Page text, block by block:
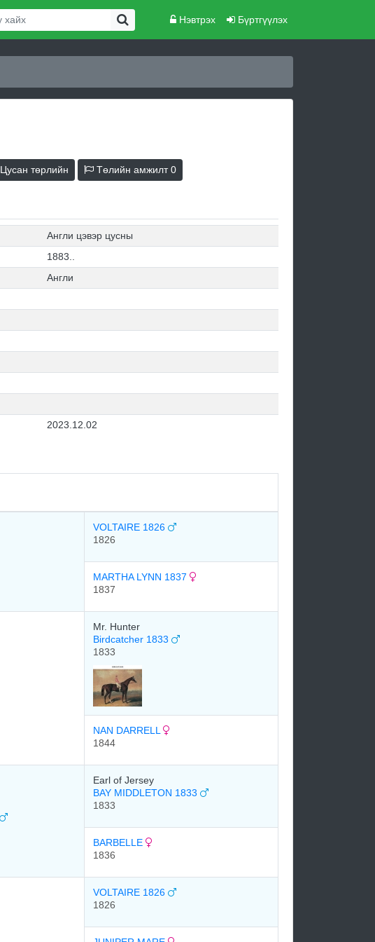
Нэвтрэх Бүртгүүлэх
Цусан төрлийн Төлийн амжилт0
Англи цэвэр цусны
1883..
Англи
2023.12.02
VOLTAIRE 1826
1826
MARTHA LYNN 1837
1837
Mr. Hunter
Birdcatcher 1833
1833
NAN DARRELL
1844
Earl of Jersey
BAY MIDDLETON 1833
1833
BARBELLE
1836
VOLTAIRE 1826
1826